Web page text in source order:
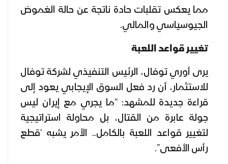
مما يعكس تقلبات حادة ناتجة عن حالة الغموض
الجيوسياسي والمالي.
تغيير قواعد اللعبة
يرى أوري توفال، الرئيس التنفيذي لشركة توفال
للاستثمار، أن رد فعل السوق الإيجابي يعود إلى
قراءة جديدة للمشهد: “ما يجري مع إيران ليس
جولة عابرة من القتال، بل محاولة استراتيجية
لتغيير قواعد اللعبة بالكامل.. الأمر يشبه ‘قطع
رأس الأفعى”.